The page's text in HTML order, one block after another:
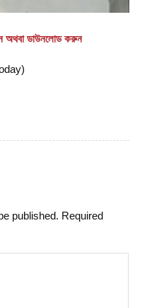
অথবা ডাউনলোড করুন
published. Required